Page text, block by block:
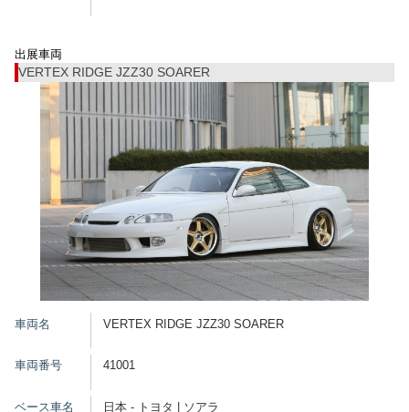
出展車両
VERTEX RIDGE JZZ30 SOARER
車両名 VERTEX RIDGE JZZ30 SOARER
車両番号 41001
ベース車名 日本 - トヨタ | ソアラ